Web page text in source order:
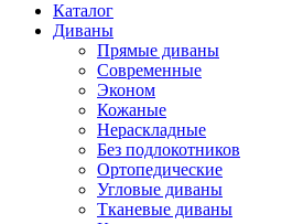
Каталог
Диваны
Прямые диваны
Современные
Эконом
Кожаные
Нераскладные
Без подлокотников
Ортопедические
Угловые диваны
Тканевые диваны